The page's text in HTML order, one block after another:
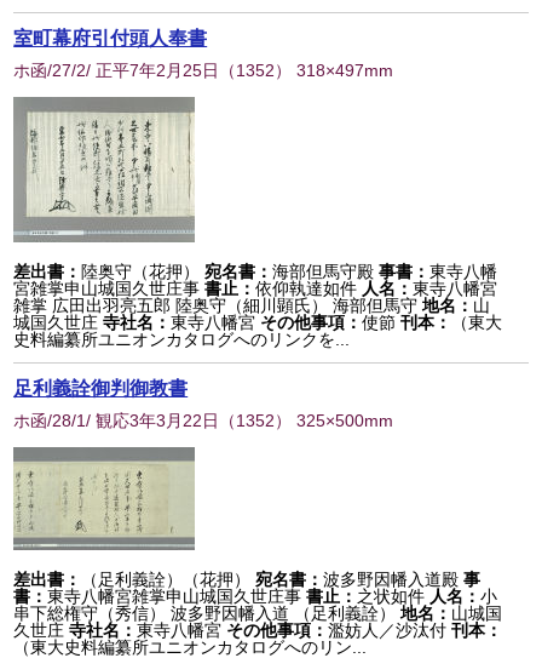
室町幕府引付頭人奉書
ホ函/27/2/ 正平7年2月25日 （1352） 318×497mm
差出書： 陸奥守（花押） 宛名書：海部但馬守殿 事書：東寺八幡
宮雑掌申山城国久世庄事 書止：依仰執達如件 人名：東寺八幡宮
雑掌 広田出羽亮五郎 陸奥守（細川顕氏） 海部但馬守 地名： 山
城国久世庄 寺社名：東寺八幡宮 その他事項：使節 刊本：
（東大
史料編纂所ユニオンカタログへのリンクを...
足利義詮御判御教書
ホ函/28/1/ 観応3年3月22日 （1352） 325×500mm
差出書： （足利義詮）（花押） 宛名書：波多野因幡入道殿 事
書：東寺八幡宮雑掌申山城国久世庄事 書止： 之状如件 人名：小
串下総権守（秀信） 波多野因幡入道 （足利義詮）
地名： 山城国
久世庄 寺社名：東寺八幡宮 その他事項：濫妨人／沙汰付 刊本：
（東大史料編纂所ユニオンカタログへのリン...